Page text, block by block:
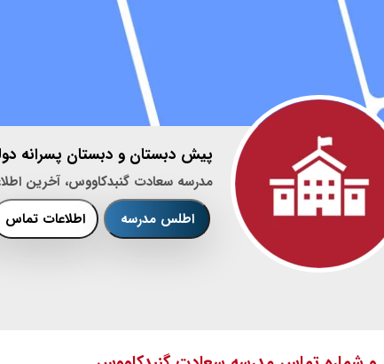
پیش دبستان و دبستان پسرانه
مدرسه سعادت گنبدکاووس، آخرین
اطلس مدرسه
اطلاعات تماس